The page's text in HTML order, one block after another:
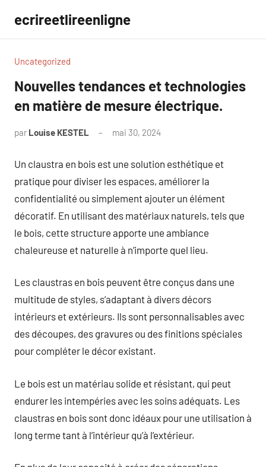
contenu
ecrireetlireenligne
Uncategorized
Nouvelles tendances et technologies
en matière de mesure électrique.
par Louise KESTEL mai 30, 2024
Un claustra en bois est une solution esthétique et
pratique pour diviser les espaces, améliorer la
confidentialité ou simplement ajouter un élément
décoratif. En utilisant des matériaux naturels, tels que
le bois, cette structure apporte une ambiance
chaleureuse et naturelle à n’importe quel lieu.
Les claustras en bois peuvent être conçus dans une
multitude de styles, s’adaptant à divers décors
intérieurs et extérieurs. Ils sont personnalisables avec
des découpes, des gravures ou des finitions spéciales
pour compléter le décor existant.
Le bois est un matériau solide et résistant, qui peut
endurer les intempéries avec les soins adéquats. Les
claustras en bois sont donc idéaux pour une utilisation à
long terme tant à l’intérieur qu’à l’extérieur.